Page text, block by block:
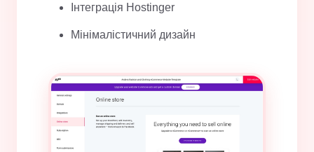
Інтеграція Hostinger
Мінімалістичний дизайн